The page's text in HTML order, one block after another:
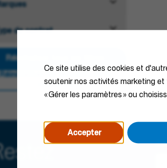
Ce site utilise des cookies et
soutenir nos activités marketing
« Gérer les paramètres » ou
Accepter
de contrat
Réinitialiser tous les filtres
Réinitialiser les résultats de la
recherche